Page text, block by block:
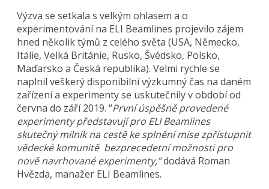
Výzva se setkala s velkým ohlasem a o
experimentování na ELI Beamlines projevilo zájem
hned několik týmů z celého světa (USA, Německo,
Itálie, Velká Británie, Rusko, Švédsko, Polsko,
Maďarsko a Česká republika). Velmi rychle se
naplnil veškerý disponibilní výzkumný čas na daném
zařízení a experimenty se uskutečnily v období od
června do září 2019. “První úspěšně provedené
experimenty představují pro ELI Beamlines
skutečný milník na cestě ke splnění mise zpřístupnit
vědecké komunitě bezprecedetní možnosti pro
nově navrhované experimenty,”dodává Roman
Hvězda, manažer ELI Beamlines.